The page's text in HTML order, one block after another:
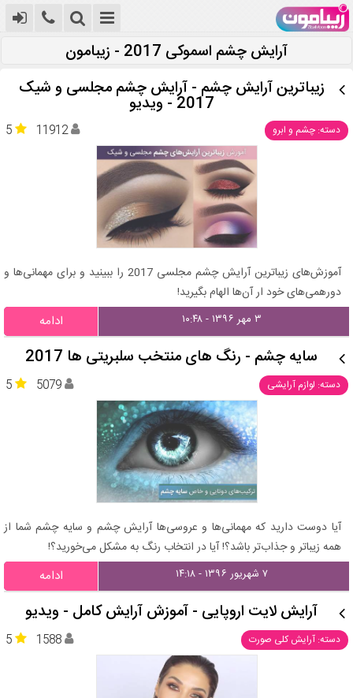
آرایش چشم اسموکی 2017 - زیبامون
زیباترین آرایش چشم - آرایش چشم مجلسی و شیک
2017 - ویدیو
دسته: چشم و ابرو 5 11912
آموزش‌های زیباترین آرایش چشم مجلسی 2017 را ببینید و برای مهمانی‌ها و
دورهمی‌های خود ار آن‌ها الهام بگیرید!
۳ مهر ۱۳۹۶ - ۱۰:۴۸ ادامه
سایه چشم - رنگ های منتخب سلبریتی ها 2017
دسته: لوازم آرایشی 5 5079
آیا دوست دارید که مهمانی‌ها و عروسی‌ها آرایش چشم و سایه چشم شما از
همه زیباتر و جذاب‌تر باشد؟! آیا در انتخاب رنگ به مشکل می‌خورید؟!
۷ شهریور ۱۳۹۶ - ۱۴:۱۸ ادامه
آرایش لایت اروپایی - آموزش آرایش کامل - ویدیو
دسته: آرایش کلی صورت 5 1588